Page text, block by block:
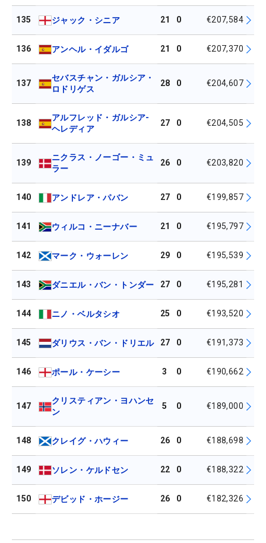
135 ジャック・シニア 21 0 €207,584
136 アンヘル・イダルゴ 21 0 €207,370
137
セバスチャン・ガルシア・
ロドリゲス
28 0 €204,607
138
アルフレッド・ガルシア-
ヘレディア
27 0 €204,505
139
ニクラス・ノーゴー・ミュ
ラー
26 0 €203,820
140 アンドレア・パバン 27 0 €199,857
141 ウィルコ・ニーナバー 21 0 €195,797
142 マーク・ウォーレン 29 0 €195,539
143 ダニエル・バン・トンダー 27 0 €195,281
144 ニノ・ベルタシオ 25 0 €193,520
145 ダリウス・バン・ドリエル 27 0 €191,373
146 ポール・ケーシー 3 0 €190,662
147
クリスティアン・ヨハンセ
ン
5 0 €189,000
148 クレイグ・ハウィー 26 0 €188,698
149 ソレン・ケルドセン 22 0 €188,322
150 デビッド・ホージー 26 0 €182,326